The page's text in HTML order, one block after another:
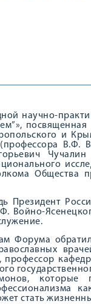
научно-
и
В.Ф.
Общества
Президент
Войно-
Форума
профессор
которые
стать